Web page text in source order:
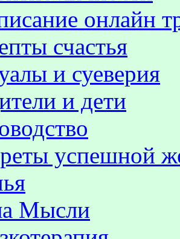
онлайн
счастья
и суеверия
и дети
успешной
Мысли